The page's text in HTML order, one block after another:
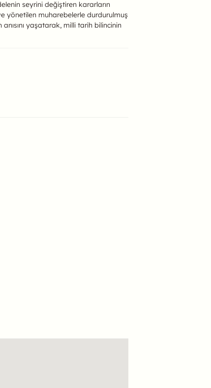
seyrini değiştiren kararların
yönetilen muharebelerle durdurulmuş
yaşatarak, milli tarih bilincinin